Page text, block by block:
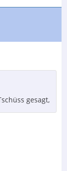
gesagt,